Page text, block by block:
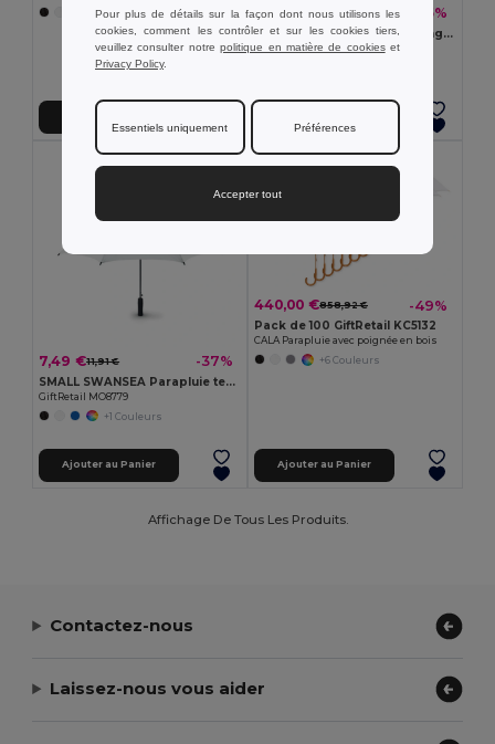
+6 Couleurs
9,23 € 16,79 € -45%
GRUSA Parapluie 27'' en pongée
GiftRetail MO6175
7,49 €11,91 € -37%
SMALL SWANSEA Parapluie tempête unicolore ou
GiftRetail MO8779
+1 Couleurs
Ajouter au Panier
QTÉ MIN: 100
440,00 €858,92 € -49%
Pack de 100 GiftRetail KC5132
CALA Parapluie avec poignée en bois
+6 Couleurs
Ajouter au Panier
Affichage De Tous Les Produits.
Contactez-nous
Laissez-nous vous aider
Pour plus de détails sur la façon dont nous utilisons les
cookies, comment les contrôler et sur les cookies tiers,
veuillez consulter notrepolitique en matière de cookieset
Privacy Policy.
Essentiels uniquement Préférences
Accepter tout